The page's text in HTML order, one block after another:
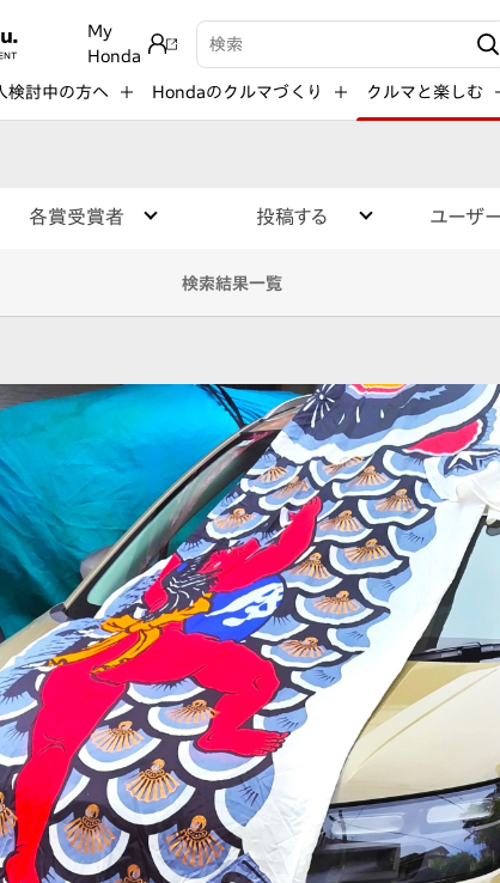
My
Honda
検索キーワード入力
検討中の方へ Hondaのクルマづくり クルマと楽しむ
各賞受賞者 投稿する ユーザ
検索結果一覧